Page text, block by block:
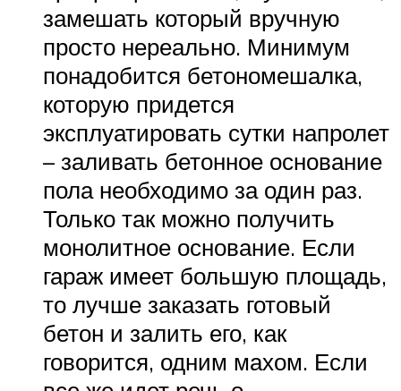
замешать который вручную
просто нереально. Минимум
понадобится бетономешалка,
которую придется
эксплуатировать сутки напролет
– заливать бетонное основание
пола необходимо за один раз.
Только так можно получить
монолитное основание. Если
гараж имеет большую площадь,
то лучше заказать готовый
бетон и залить его, как
говорится, одним махом. Если